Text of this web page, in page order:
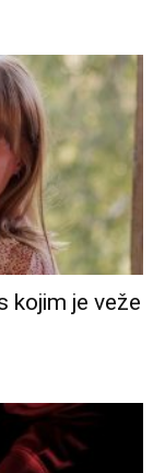
kojim je veže